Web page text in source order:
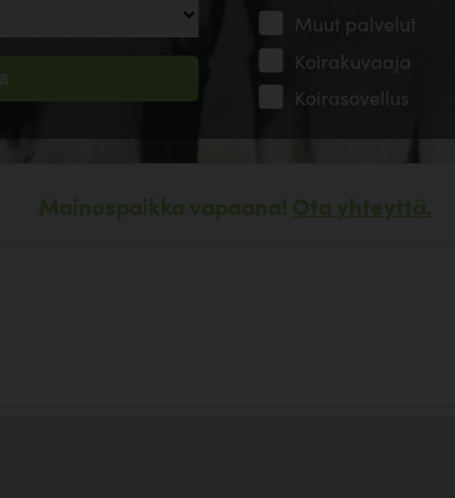
Muut palvelut
Koirakuvaaja
Koirasovellus
Mainospaikka vapaana! Ota yhteyttä.